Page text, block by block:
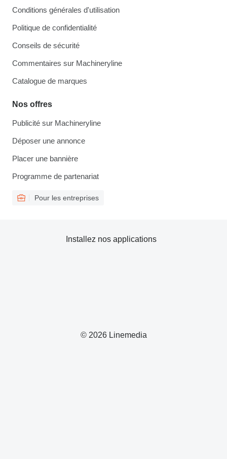
Conditions générales d'utilisation
Politique de confidentialité
Conseils de sécurité
Commentaires sur Machineryline
Catalogue de marques
Nos offres
Publicité sur Machineryline
Déposer une annonce
Placer une bannière
Programme de partenariat
Pour les entreprises
© 2026 Linemedia
Installez nos applications